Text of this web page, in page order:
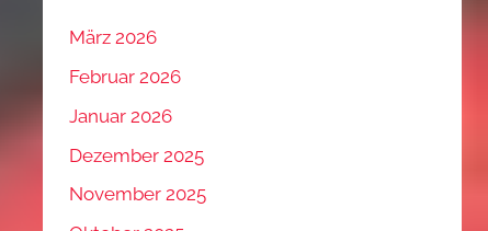
März 2026
Februar 2026
Januar 2026
Dezember 2025
November 2025